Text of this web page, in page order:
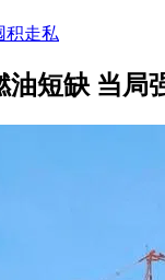
积走私
油短缺 当局